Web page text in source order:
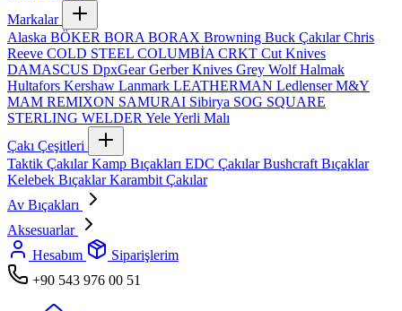
Markalar
Alaska BÖKER BORA BORAX Browning Buck ÇakılarChris
Reeve COLD STEEL COLUMBİA CRKT Cut Knives
DAMASCUS DpxGearGerber Knives Grey WolfHalmak
Hultafors Kershaw Lanmark LEATHERMAN LedlenserM&Y
MAM REMIXON SAMURAI Sibirya SOG SQUARE
STERLING WELDER YeleYerli Malı
Çakı Çeşitleri
Taktik ÇakılarKamp Bıçakları EDC ÇakılarBushcraft Bıçaklar
Kelebek BıçaklarKarambit Çakılar
Av Bıçakları
Aksesuarlar
Hesabım
Siparişlerim
+90 543 976 00 51